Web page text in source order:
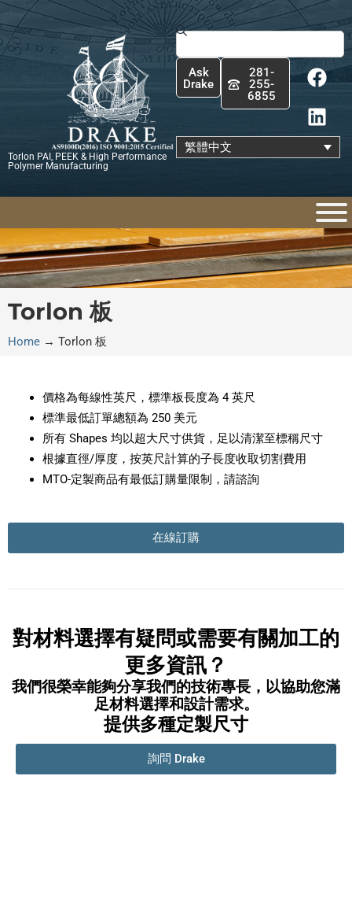
跳
至
主
Torlon PAI, PEEK & High Performance
Polymer Manufacturing
搜
尋
Ask
Drake
281-
255-
6855
F
a
c
e
b
o
k
L
i
n
k
e
d
n
繁體中文
Torlon 板
Home → Torlon 板
價格為每線性英尺，標準板長度為 4 英尺
標準最低訂單總額為 250 美元
所有 Shapes 均以超大尺寸供貨，足以清潔至標稱尺寸
根據直徑/厚度，按英尺計算的子長度收取切割費用
MTO-定製商品有最低訂購量限制，請諮詢
在線訂購
對材料選擇有疑問或需要有關加工的
更多資訊？
我們很榮幸能夠分享我們的技術專長，以協助您滿
足材料選擇和設計需求。
提供多種定製尺寸
詢問 Drake